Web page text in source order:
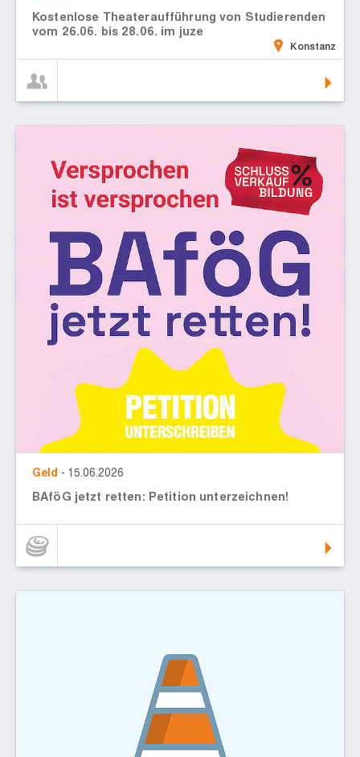
Kostenlose Theateraufführung von Studierenden
vom 26.06. bis 28.06. im juze
Konstanz
Geld - 15.06.2026
BAföG jetzt retten: Petition unterzeichnen!